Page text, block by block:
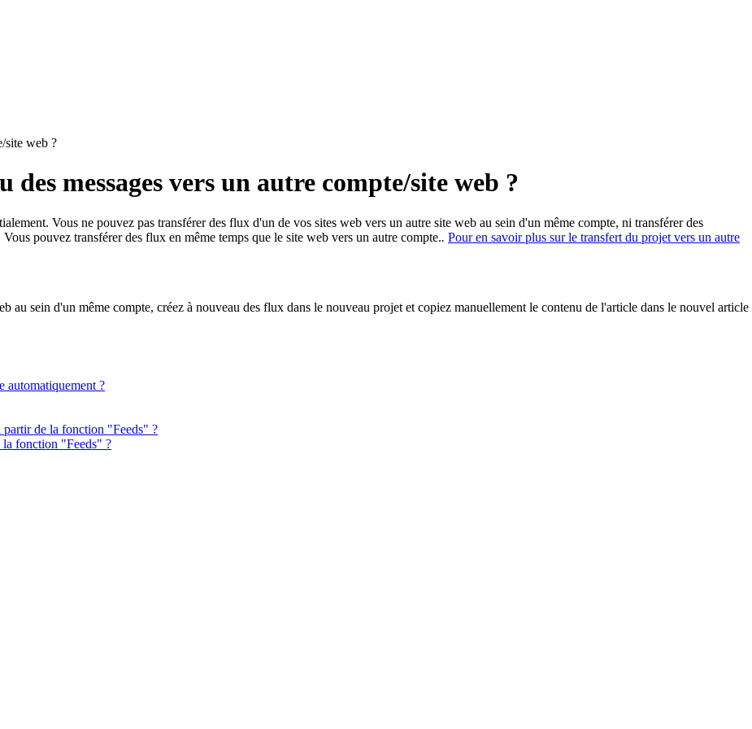
site web ?
messages vers un autre compte/site web ?
Vous ne pouvez pas transférer des flux d'un de vos sites web vers un autre site web au sein d'un même compte, ni transférer des
pouvez transférer des flux en même temps que le site web vers un autre compte.. Pour en savoir plus sur le transfert du projet vers un autre
au sein d'un même compte, créez à nouveau des flux dans le nouveau projet et copiez manuellement le contenu de l'article dans le nouvel article
automatiquement ?
partir de la fonction "Feeds" ?
la fonction "Feeds" ?